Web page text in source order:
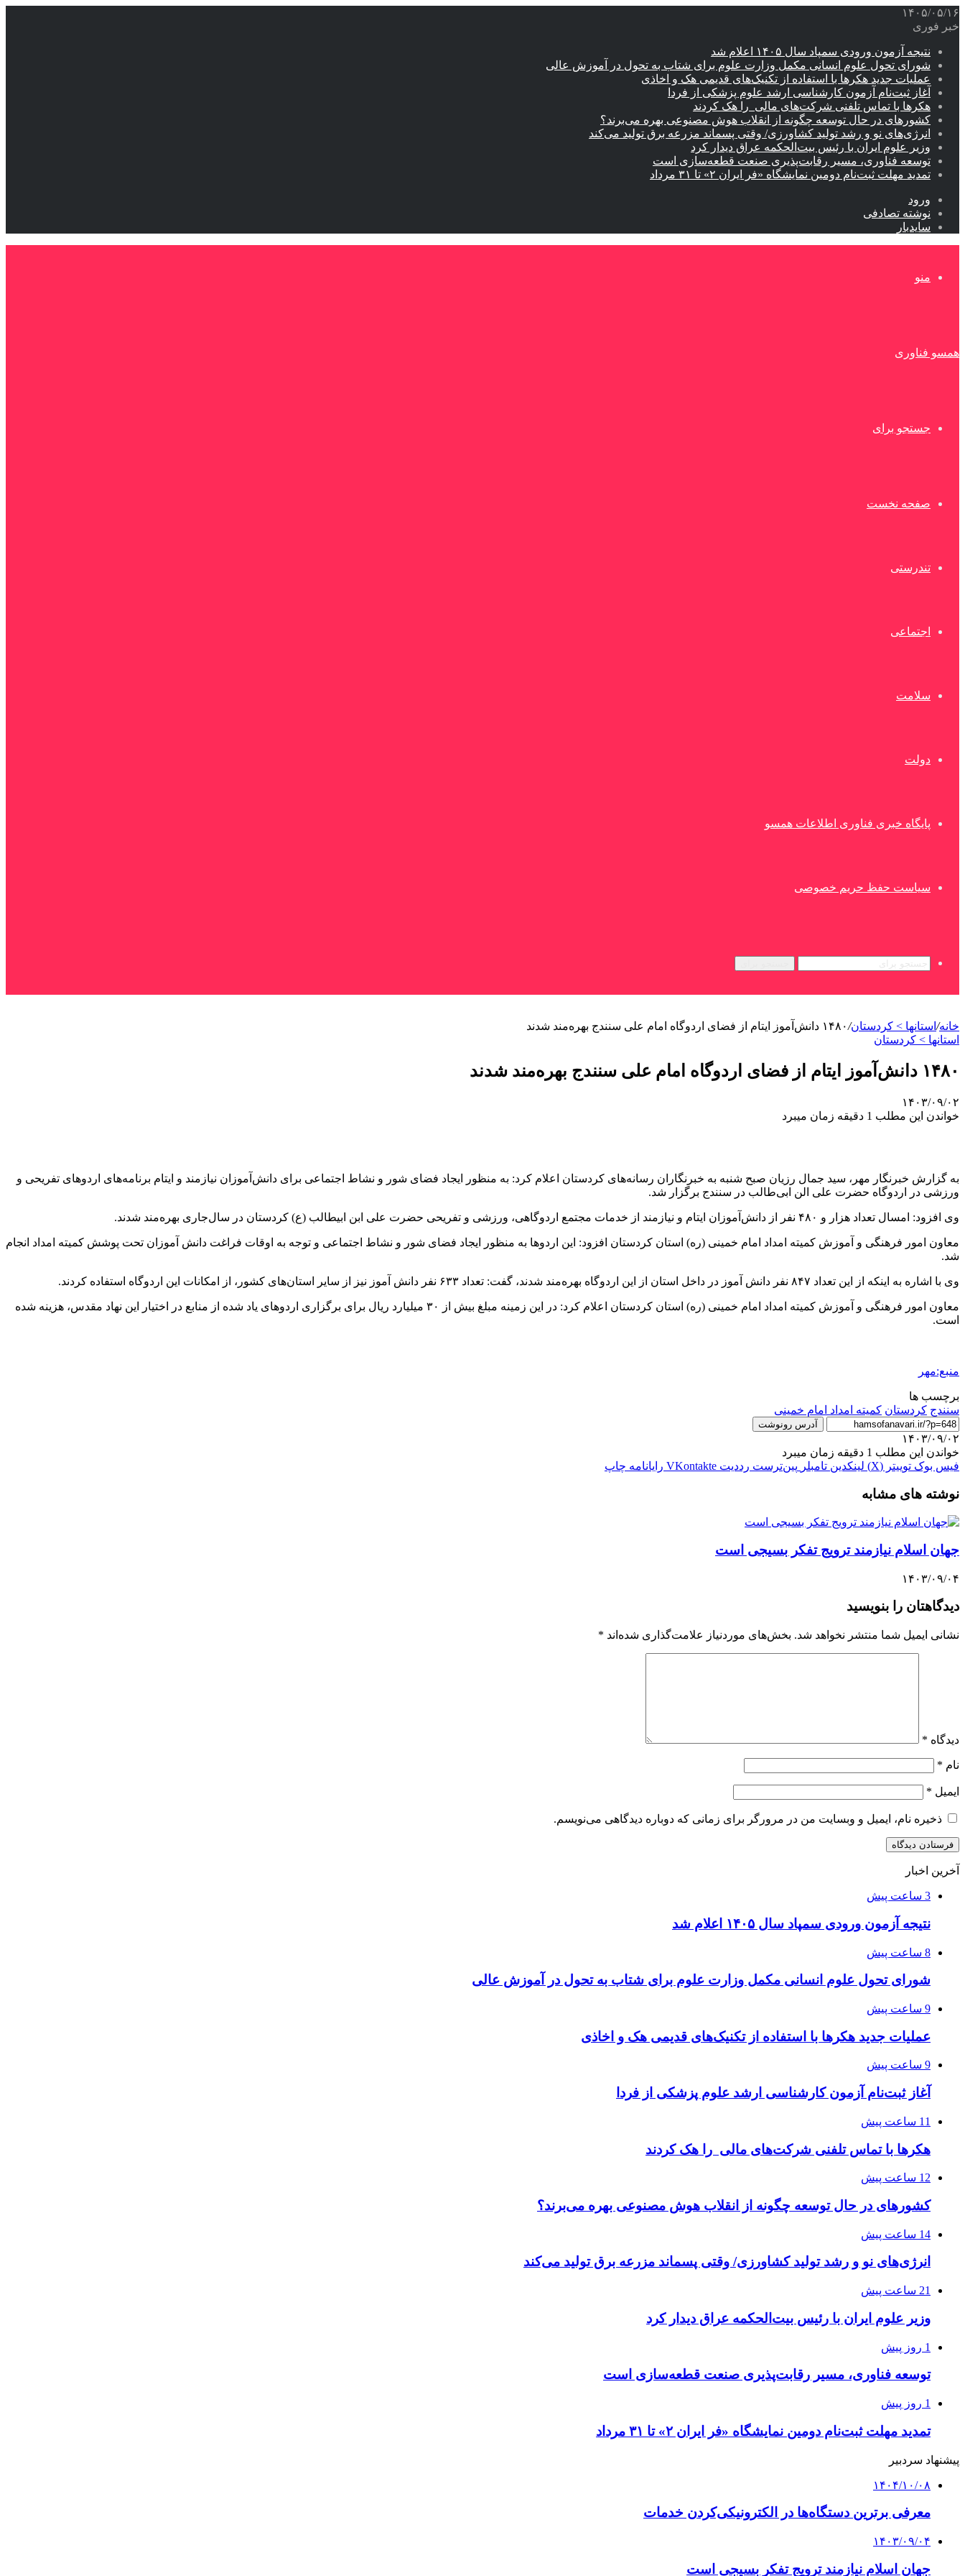
۱۴۰۵/۰۵/۱۶
خبر فوری
نتیجه آزمون ورودی سمپاد سال ۱۴۰۵ اعلام شد
شورای تحول علوم انسانی مکمل وزارت علوم برای شتاب به تحول در آموزش عالی
عملیات جدید هکرها با استفاده از تکنیک‌های قدیمی هک و اخاذی
آغاز ثبت‌نام‌ آزمون کارشناسی ارشد علوم پزشکی از فردا
هکرها با تماس تلفنی شرکت‌های مالی را هک کردند
کشورهای در حال توسعه چگونه از انقلاب هوش مصنوعی بهره می‌برند؟
انرژی‌های نو و رشد تولید کشاورزی/ وقتی پسماند مزرعه‌ برق تولید می‌کند
وزیر علوم ایران با رئیس بیت‌الحکمه عراق دیدار کرد
توسعه فناوری، مسیر رقابت‌پذیری صنعت قطعه‌سازی است
تمدید مهلت ثبت‌نام دومین نمایشگاه «فر ایران ۲» تا ۳۱ مرداد
ورود
نوشته تصادفی
سایدبار
منو
همسو فناوری
جستجو برای
صفحه نخست
تندرستی
اجتماعی
سلامت
دولت
پایگاه خبری فناوری اطلاعات همسو
سیاست حفظ حریم خصوصی
خانه/ استانها > کردستان/۱۴۸۰ دانش‌آموز ایتام از فضای اردوگاه امام علی سنندج بهره‌مند شدند
استانها > کردستان
۱۴۸۰ دانش‌آموز ایتام از فضای اردوگاه امام علی سنندج بهره‌مند شدند
۱۴۰۳/۰۹/۰۲
خواندن این مطلب 1 دقیقه زمان میبرد
به گزارش خبرنگار مهر، سید جمال رزیان صبح شنبه به خبرنگاران رسانه‌های کردستان اعلام کرد: به منظور ایجاد فضای شور و نشاط اجتماعی برای دانش‌آموزان نیازمند و ایتام برنامه‌های اردوهای تفریحی و
ورزشی در اردوگاه حضرت علی الن ابی‌طالب در سنندج برگزار شد.
وی افزود: امسال تعداد هزار و ۴۸۰ نفر از دانش‌آموزان ایتام و نیازمند از خدمات مجتمع اردوگاهی، ورزشی و تفریحی حضرت علی ابن ابیطالب (ع) کردستان در سال‌جاری بهره‌مند شدند.
معاون امور فرهنگی و آموزش کمیته امداد امام خمینی (ره) استان کردستان افزود: این اردوها به منظور ایجاد فضای شور و نشاط اجتماعی و توجه به اوقات فراغت دانش آموزان تحت پوشش کمیته امداد انجام
شد.
وی با اشاره به اینکه از این تعداد ۸۴۷ نفر دانش آموز در داخل استان از این اردوگاه بهره‌مند شدند، گفت: تعداد ۶۳۳ نفر دانش آموز نیز از سایر استان‌های کشور، از امکانات این اردوگاه استفاده کردند.
معاون امور فرهنگی و آموزش کمیته امداد امام خمینی (ره) استان کردستان اعلام کرد: در این زمینه مبلغ بیش از ۳۰ میلیارد ریال برای برگزاری اردوهای یاد شده از منابع در اختیار این نهاد مقدس، هزینه شده
است.
منبع:مهر
برچسب ها
سنندج کردستان کمیته امداد امام خمینی
آدرس رونوشت
۱۴۰۳/۰۹/۰۲
خواندن این مطلب 1 دقیقه زمان میبرد
فیس بوک توییتر (X) لینکدین ‫تامبلر ‫پین‌ترست ‫رددیت ‫VKontakte رایانامه چاپ
نوشته های مشابه
جهان اسلام نیازمند ترویج تفکر بسیجی است
۱۴۰۳/۰۹/۰۴
دیدگاهتان را بنویسید
نشانی ایمیل شما منتشر نخواهد شد. بخش‌های موردنیاز علامت‌گذاری شده‌اند *
دیدگاه *
نام *
ایمیل *
ذخیره نام، ایمیل و وبسایت من در مرورگر برای زمانی که دوباره دیدگاهی می‌نویسم.
آخرین اخبار
3 ساعت پیش
نتیجه آزمون ورودی سمپاد سال ۱۴۰۵ اعلام شد
8 ساعت پیش
شورای تحول علوم انسانی مکمل وزارت علوم برای شتاب به تحول در آموزش عالی
9 ساعت پیش
عملیات جدید هکرها با استفاده از تکنیک‌های قدیمی هک و اخاذی
9 ساعت پیش
آغاز ثبت‌نام‌ آزمون کارشناسی ارشد علوم پزشکی از فردا
11 ساعت پیش
هکرها با تماس تلفنی شرکت‌های مالی را هک کردند
12 ساعت پیش
کشورهای در حال توسعه چگونه از انقلاب هوش مصنوعی بهره می‌برند؟
14 ساعت پیش
انرژی‌های نو و رشد تولید کشاورزی/ وقتی پسماند مزرعه‌ برق تولید می‌کند
21 ساعت پیش
وزیر علوم ایران با رئیس بیت‌الحکمه عراق دیدار کرد
1 روز پیش
توسعه فناوری، مسیر رقابت‌پذیری صنعت قطعه‌سازی است
1 روز پیش
تمدید مهلت ثبت‌نام دومین نمایشگاه «فر ایران ۲» تا ۳۱ مرداد
پیشنهاد سردبیر
۱۴۰۴/۱۰/۰۸
معرفی برترین دستگاه‌ها در الکترونیکی‌کردن خدمات
۱۴۰۳/۰۹/۰۴
جهان اسلام نیازمند ترویج تفکر بسیجی است